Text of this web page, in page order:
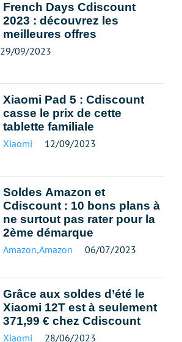
French Days Cdiscount
2023 : découvrez les
meilleures offres
29/09/2023
Xiaomi Pad 5 : Cdiscount
casse le prix de cette
tablette familiale
Xiaomi 12/09/2023
Soldes Amazon et
Cdiscount : 10 bons plans à
ne surtout pas rater pour la
2ème démarque
Amazon,Amazon 06/07/2023
Grâce aux soldes d’été le
Xiaomi 12T est à seulement
371,99 € chez Cdiscount
Xiaomi 28/06/2023